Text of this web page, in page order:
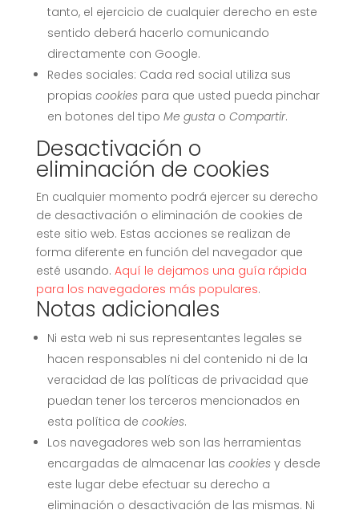
tanto, el ejercicio de cualquier derecho en este
sentido deberá hacerlo comunicando
directamente con Google.
Redes sociales: Cada red social utiliza sus
propias cookiespara que usted pueda pinchar
en botones del tipo Me gustao Compartir.
Desactivación o
eliminación de cookies
En cualquier momento podrá ejercer su derecho
de desactivación o eliminación de cookies de
este sitio web. Estas acciones se realizan de
forma diferente en función del navegador que
esté usando. Aquí le dejamos una guía rápida
para los navegadores más populares.
Notas adicionales
Ni esta web ni sus representantes legales se
hacen responsables ni del contenido ni de la
veracidad de las políticas de privacidad que
puedan tener los terceros mencionados en
esta política de cookies.
Los navegadores web son las herramientas
encargadas de almacenar las cookiesy desde
este lugar debe efectuar su derecho a
eliminación o desactivación de las mismas. Ni